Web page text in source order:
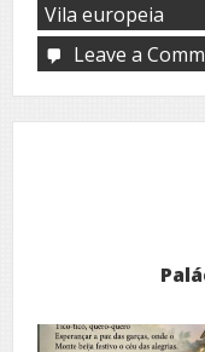
Vila europeia
Leave a